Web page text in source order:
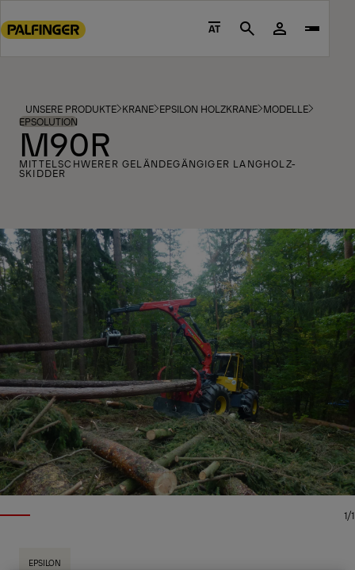
to
footer
content
AT Search
UNSERE PRODUKTE KRANE EPSILON HOLZKRANE MODELLE
EPSOLUTION
M90R
MITTELSCHWERER GELÄNDEGÄNGIGER LANGHOLZ-
SKIDDER
1/1
EPSILON